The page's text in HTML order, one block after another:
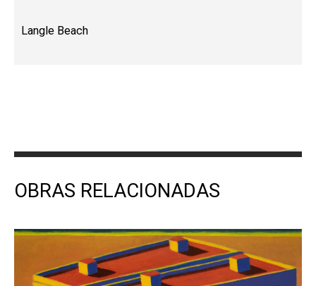
Langle Beach
OBRAS RELACIONADAS